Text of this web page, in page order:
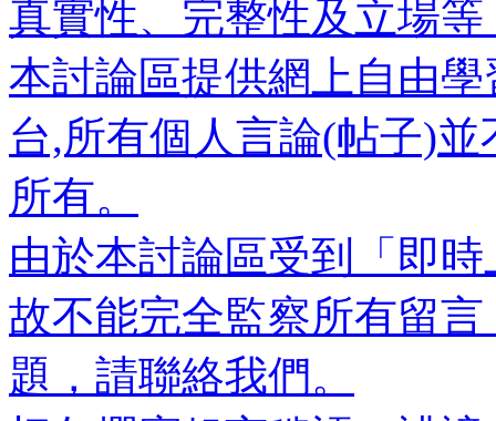
真實性、完整性及立場
本討論區提供網上自由
台,所有個人言論(帖子)
所有。
由於本討論區受到「即
故不能完全監察所有留
題，請聯絡我們。